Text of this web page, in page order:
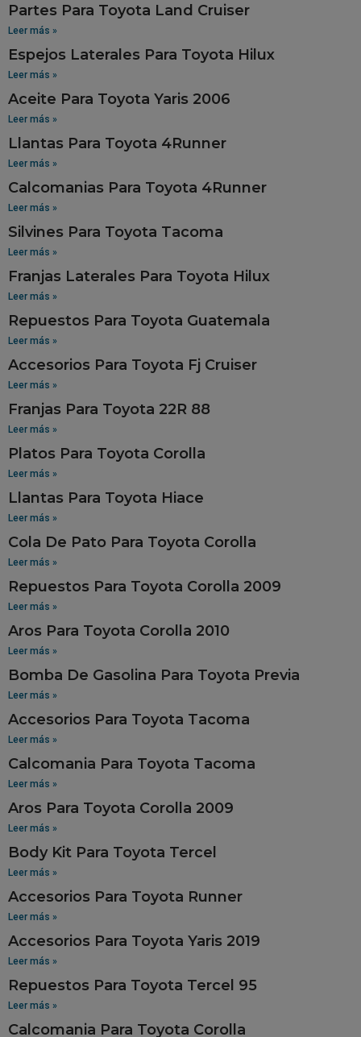
Partes Para Toyota Land Cruiser
Leer más »
Espejos Laterales Para Toyota Hilux
Leer más »
Aceite Para Toyota Yaris 2006
Leer más »
Llantas Para Toyota 4Runner
Leer más »
Calcomanias Para Toyota 4Runner
Leer más »
Silvines Para Toyota Tacoma
Leer más »
Franjas Laterales Para Toyota Hilux
Leer más »
Repuestos Para Toyota Guatemala
Leer más »
Accesorios Para Toyota Fj Cruiser
Leer más »
Franjas Para Toyota 22R 88
Leer más »
Platos Para Toyota Corolla
Leer más »
Llantas Para Toyota Hiace
Leer más »
Cola De Pato Para Toyota Corolla
Leer más »
Repuestos Para Toyota Corolla 2009
Leer más »
Aros Para Toyota Corolla 2010
Leer más »
Bomba De Gasolina Para Toyota Previa
Leer más »
Accesorios Para Toyota Tacoma
Leer más »
Calcomania Para Toyota Tacoma
Leer más »
Aros Para Toyota Corolla 2009
Leer más »
Body Kit Para Toyota Tercel
Leer más »
Accesorios Para Toyota Runner
Leer más »
Accesorios Para Toyota Yaris 2019
Leer más »
Repuestos Para Toyota Tercel 95
Leer más »
Calcomania Para Toyota Corolla